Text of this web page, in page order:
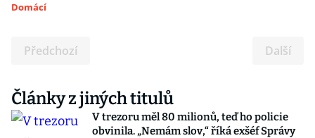
Domácí
Předchozí Další
Články z jiných titulů
V trezoru měl 80 milionů, teď ho policie
obvinila. „Nemám slov,“ říká exšéf Správy